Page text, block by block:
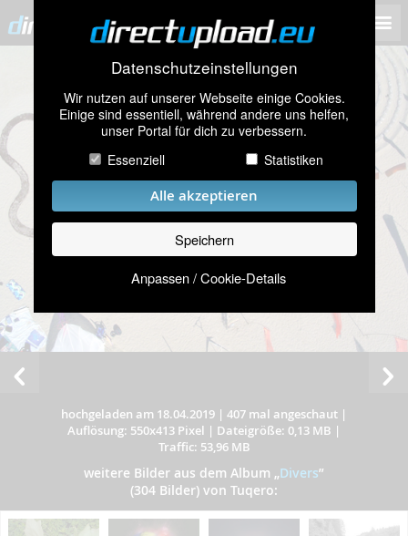
Datenschutzeinstellungen
Wir nutzen auf unserer Webseite einige Cookies.
Einige sind essentiell, während andere uns helfen,
unser Portal für dich zu verbessern.
Essenziell
Statistiken
Alle akzeptieren
Speichern
Anpassen / Cookie-Details
hochgeladen am 18.04.2019 | 407 mal angeschaut |
Auflösung: 550x413 Pixel | Dateigröße: 0,13 MB |
Traffic: 53,96 MB
weitere Bilder aus dem Album „Divers”
(304 Bilder) von Tuqero: